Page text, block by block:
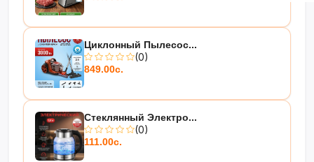
Циклонный Пылесос...
(0)
849.00с.
Стеклянный Электро...
(0)
111.00с.